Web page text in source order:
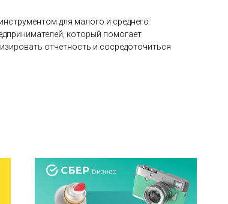
для малого и среднего
который помогает
отчетность и сосредоточиться